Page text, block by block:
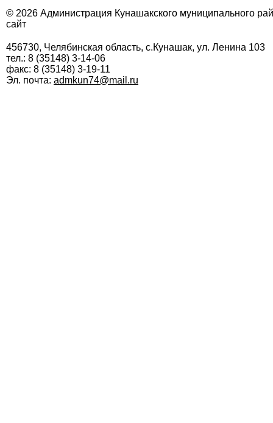
© 2026 Администрация Кунашакского муниципального
сайт
456730, Челябинская область, с.Кунашак, ул. Ленина 103
тел.: 8 (35148) 3-14-06
факс: 8 (35148) 3-19-11
Эл. почта: admkun74@mail.ru